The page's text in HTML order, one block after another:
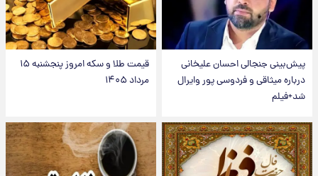
پیش‌بینی جنجالی احسان علیخانی
درباره میثاقی و فردوسی پور وایرال
شد+فیلم
قیمت طلا و سکه امروز پنجشنبه ۱۵
مرداد ۱۴۰۵